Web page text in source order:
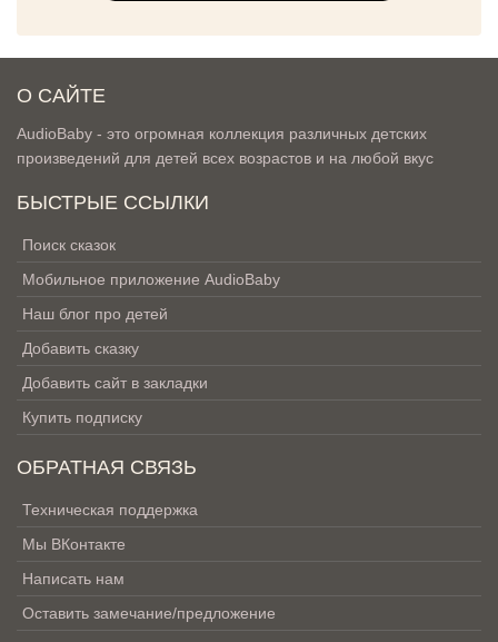
О САЙТЕ
AudioBaby - это огромная коллекция различных детских
произведений для детей всех возрастов и на любой вкус
БЫСТРЫЕ ССЫЛКИ
Поиск сказок
Мобильное приложение AudioBaby
Наш блог про детей
Добавить сказку
Добавить сайт в закладки
Купить подписку
ОБРАТНАЯ СВЯЗЬ
Техническая поддержка
Мы ВКонтакте
Написать нам
Оставить замечание/предложение